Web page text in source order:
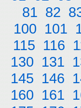
81 82
100 101
115 116
130 131
145 146
160 161